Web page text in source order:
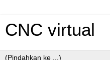
CNC virtual